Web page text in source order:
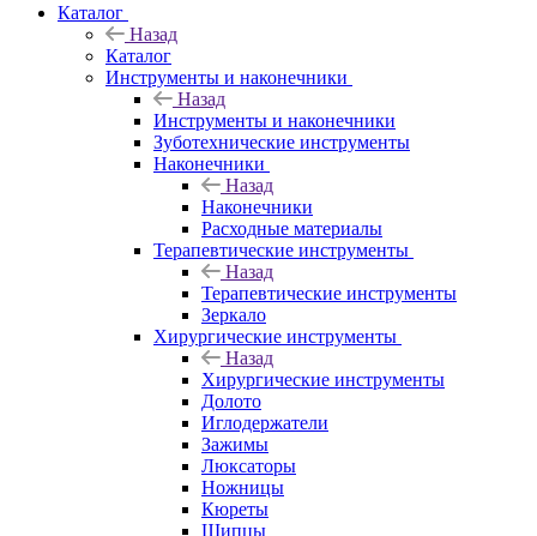
Каталог
Назад
Каталог
Инструменты и наконечники
Назад
Инструменты и наконечники
Зуботехнические инструменты
Наконечники
Назад
Наконечники
Расходные материалы
Терапевтические инструменты
Назад
Терапевтические инструменты
Зеркало
Хирургические инструменты
Назад
Хирургические инструменты
Долото
Иглодержатели
Зажимы
Люксаторы
Ножницы
Кюреты
Шипцы